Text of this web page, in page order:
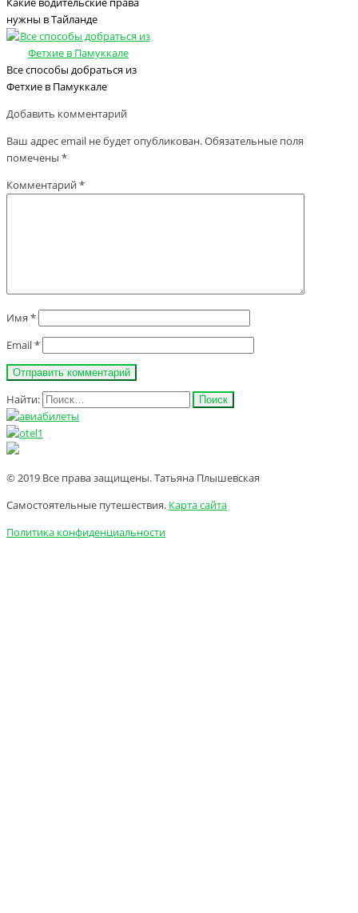
нужны в Тайланде
Все способы добраться из
Фетхие в Памуккале
Добавить комментарий
Ваш адрес email не будет опубликован.Обязательные поля
помечены *
Комментарий*
Имя *
Email*
Найти:
© 2019 Все права защищены. Татьяна Плышевская
Самостоятельные путешествия. Карта сайта
Политика конфиденциальности